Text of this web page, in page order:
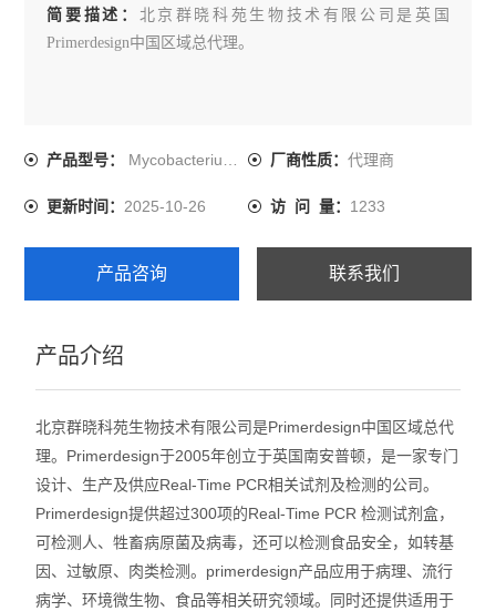
简要描述： 北京群晓科苑生物技术有限公司是英国
Primerdesign中国区域总代理。
产品型号： Mycobacterium tuberculosis complex 厂商性质： 代理商
更新时间：2025-10-26 访 问 量： 1233
产品咨询 联系我们
产品介绍
北京群晓科苑生物技术有限公司是Primerdesign中国区域总代
理。Primerdesign于2005年创立于英国南安普顿，是一家专门
设计、生产及供应Real-Time PCR相关试剂及检测的公司。
Primerdesign提供超过300项的Real-Time PCR 检测试剂盒，
可检测人、牲畜病原菌及病毒，还可以检测食品安全，如转基
因、过敏原、肉类检测。primerdesign产品应用于病理、流行
病学、环境微生物、食品等相关研究领域。同时还提供适用于